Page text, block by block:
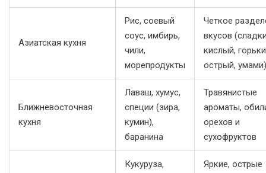
Азиатская кухня
Рис, соевый
соус, имбирь,
чили,
морепродукты
Четкое
вкусов
кислый,
острый, умами)
Ближневосточная
кухня
Лаваш, хумус,
специи (зира,
кумин),
баранина
Травянистые
ароматы,
орехов и
сухофруктов
Кукуруза,
Яркие, острые